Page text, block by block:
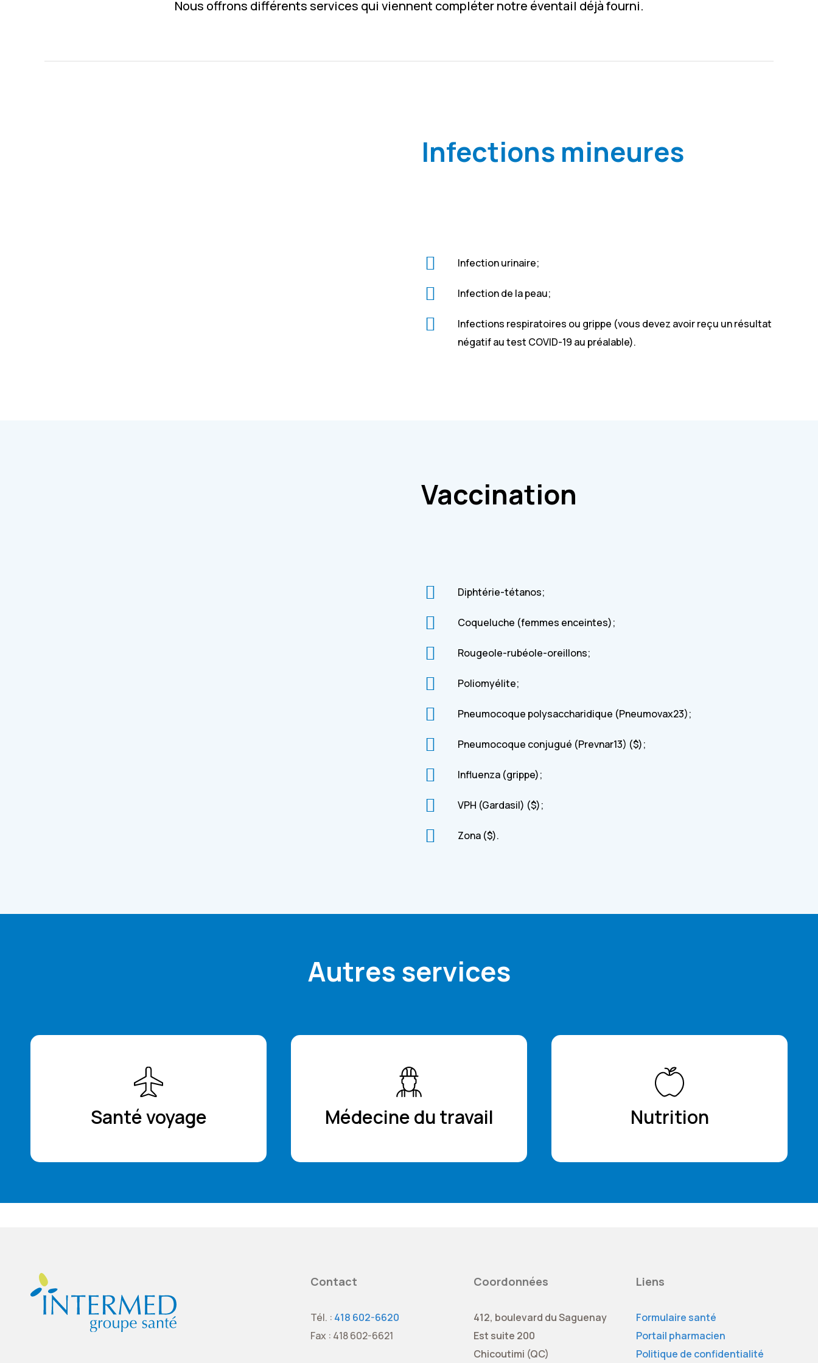
Nous offrons différents services qui viennent compléter notre éventail déjà fourni.
Infections mineures
Infection urinaire;
Infection de la peau;
Infections respiratoires ou grippe (vous devez avoir reçu un résultat
négatif au test COVID-19 au préalable).
Vaccination
Diphtérie-tétanos;
Coqueluche (femmes enceintes);
Rougeole-rubéole-oreillons;
Poliomyélite;
Pneumocoque polysaccharidique (Pneumovax23);
Pneumocoque conjugué (Prevnar13) ($);
Influenza (grippe);
VPH (Gardasil) ($);
Zona ($).
Autres services
Santé voyage Médecine du travail Nutrition
Contact
Tél. : 418 602-6620
Fax : 418 602-6621
Coordonnées
412, boulevard du Saguenay
Est suite 200
Chicoutimi (QC)
Liens
Formulaire santé
Portail pharmacien
Politique de confidentialité